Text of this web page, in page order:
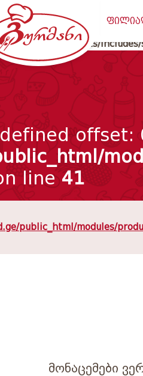
classes/meta_data.phpon
modules/products/
offset:
line41
public_html/modules/
მონაცემები